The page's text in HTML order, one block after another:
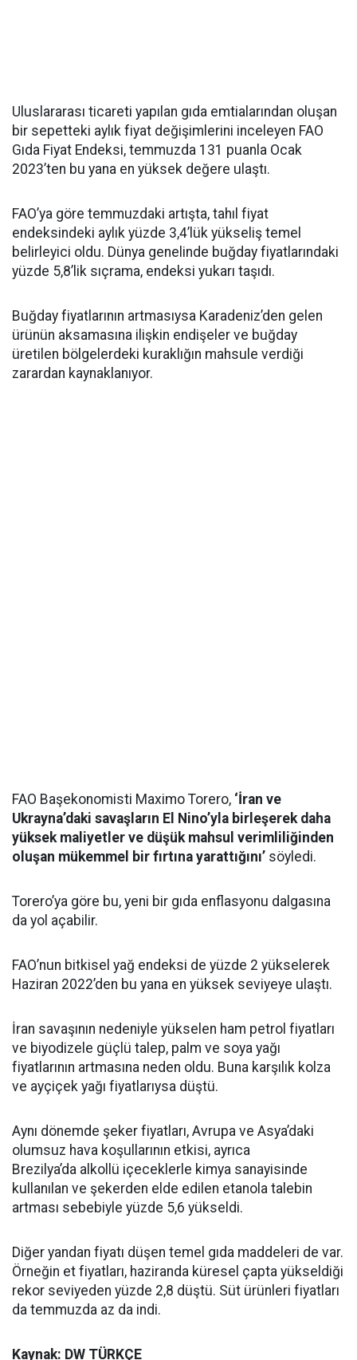
Uluslararası ticareti yapılan gıda emtialarından oluşan
bir sepetteki aylık fiyat değişimlerini inceleyen FAO
Gıda Fiyat Endeksi, temmuzda 131 puanla Ocak
2023’ten bu yana en yüksek değere ulaştı.
FAO’ya göre temmuzdaki artışta, tahıl fiyat
endeksindeki aylık yüzde 3,4’lük yükseliş temel
belirleyici oldu. Dünya genelinde buğday fiyatlarındaki
yüzde 5,8’lik sıçrama, endeksi yukarı taşıdı.
Buğday fiyatlarının artmasıysa Karadeniz’den gelen
ürünün aksamasına ilişkin endişeler ve buğday
üretilen bölgelerdeki kuraklığın mahsule verdiği
zarardan kaynaklanıyor.
FAO Başekonomisti Maximo Torero, ‘İran ve
Ukrayna’daki savaşların El Nino’yla birleşerek daha
yüksek maliyetler ve düşük mahsul verimliliğinden
oluşan mükemmel bir fırtına yarattığını’ söyledi.
Torero’ya göre bu, yeni bir gıda enflasyonu dalgasına
da yol açabilir.
FAO’nun bitkisel yağ endeksi de yüzde 2 yükselerek
Haziran 2022’den bu yana en yüksek seviyeye ulaştı.
İran savaşının nedeniyle yükselen ham petrol fiyatları
ve biyodizele güçlü talep, palm ve soya yağı
fiyatlarının artmasına neden oldu. Buna karşılık kolza
ve ayçiçek yağı fiyatlarıysa düştü.
Aynı dönemde şeker fiyatları, Avrupa ve Asya’daki
olumsuz hava koşullarının etkisi, ayrıca
Brezilya’da alkollü içeceklerle kimya sanayisinde
kullanılan ve şekerden elde edilen etanola talebin
artması sebebiyle yüzde 5,6 yükseldi.
Diğer yandan fiyatı düşen temel gıda maddeleri de var.
Örneğin et fiyatları, haziranda küresel çapta yükseldiği
rekor seviyeden yüzde 2,8 düştü. Süt ürünleri fiyatları
da temmuzda az da indi.
Kaynak: DW TÜRKÇE